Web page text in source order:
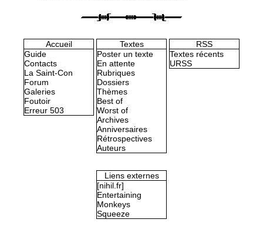
Accueil
Guide
Contacts
La Saint-Con
Forum
Galeries
Foutoir
Erreur 503
Textes
Poster un texte
En attente
Rubriques
Dossiers
Thèmes
Best of
Worst of
Archives
Anniversaires
Rétrospectives
Auteurs
RSS
Textes récents
URSS
Liens externes
[nihil.fr]
Entertaining
Monkeys
Squeeze